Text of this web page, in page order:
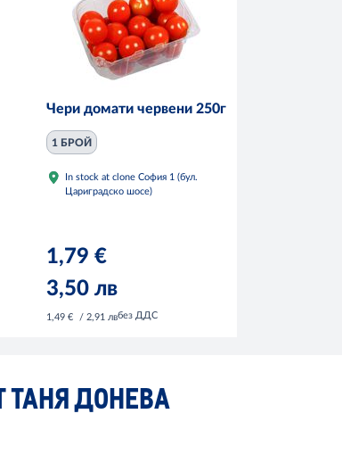
Чери домати червени 250г
1 БРОЙ
In stock at clone София 1 (бул.
Цариградско шосе)
1,79 €
3,50 лв
1,49 € / 2,91 лвбез ДДС
ТАНЯ ДОНЕВА